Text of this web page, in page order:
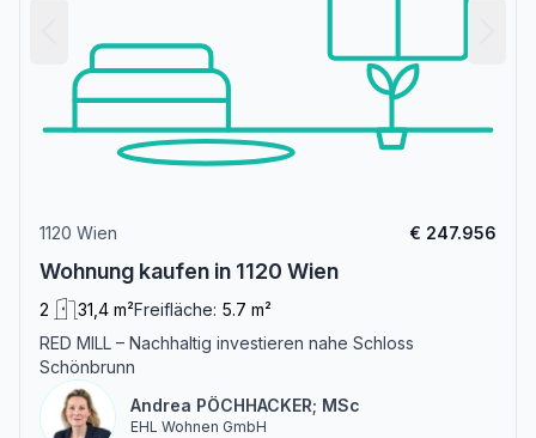
1120 Wien € 247.956
Wohnung kaufen in 1120 Wien
2 31,4 m²Freifläche: 5.7 m²
RED MILL – Nachhaltig investieren nahe Schloss
Schönbrunn
Andrea PÖCHHACKER; MSc
EHL Wohnen GmbH